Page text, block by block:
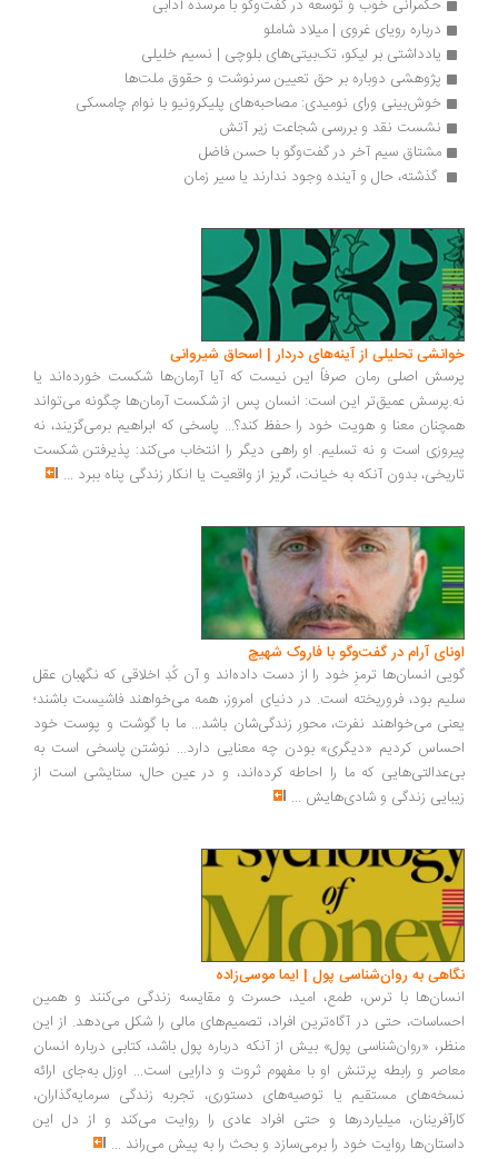
حکمرانی خوب و توسعه در گفت‌وگو با مرسده آدابی
درباره رویای غروی | میلاد شاملو
یادداشتی بر لیکو، تک‌بیتی‌های بلوچی | نسیم خلیلی
پژوهشی دوباره بر حق تعیین سرنوشت و حقوق ملت‌ها
خوش‌بینی ورای نومیدی: مصاحبه‌های پلیکرونیو با نوام چامسکی
نشست نقد و بررسی شجاعت زیر آتش
مشتاق سیم آخر در گفت‌وگو با حسن فاضل
گذشته، حال و آینده وجود ندارند یا سیر زمان
تحلیلی از آینه‌های دردار | اسحاق شیروانی
اصلی رمان صرفاً این نیست که آیا آرمان‌ها شکست خورده‌اند یا
عمیق‌تر این است: انسان پس از شکست آرمان‌ها چگونه می‌تواند
معنا و هویت خود را حفظ کند؟... پاسخی که ابراهیم برمی‌گزیند، نه
است و نه تسلیم. او راهی دیگر را انتخاب می‌کند: پذیرفتن شکست
بدون آنکه به خیانت، گریز از واقعیت یا انکار زندگی پناه ببرد...
آرام در گفت‌وگو با فاروک شهیچ‭
انسان‌ها ترمزِ خود را از دست داده‌اند و آن کُدِ اخلاقی که نگهبان عقل
بود، فروریخته است. در دنیای امروز، همه می‌خواهند فاشیست باشند؛
می‌خواهند نفرت، محورِ زندگی‌شان باشد... ما با گوشت و پوست خود
کردیم «دیگری» بودن چه معنایی دارد... نوشتن پاسخی است به
که ما را احاطه کرده‌اند، و در عین حال، ستایشی است از
زندگی و شادی‌هایش...
به روان‌شناسی پول | ایما موسی‌زاده
با ترس، طمع، امید، حسرت و مقایسه زندگی می‌کنند و همین
حتی در آگاه‌ترین افراد، تصمیم‌های مالی را شکل می‌دهد. از این
«روان‌شناسی پول» بیش از آنکه درباره پول باشد، کتابی درباره انسان
و رابطه پرتنش او با مفهوم ثروت و دارایی است... اوزل به‌جای ارائه
مستقیم یا توصیه‌های دستوری، تجربه زندگی سرمایه‌گذاران،
میلیاردرها و حتی افراد عادی را روایت می‌کند و از دل این
روایت خود را برمی‌سازد و بحث را به پیش می‌راند ...